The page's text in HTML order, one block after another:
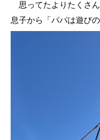
思ってたよりたくさ
息子から「パパは遊び